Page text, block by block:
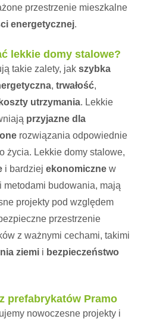
przestrzenie mieszkalne
energetycznej.
lekkie domy stalowe?
takie zalety, jak szybka
, trwałość,
utrzymania. Lekkie
przyjazne dla
rozwiązania odpowiednie
życia. Lekkie domy stalowe,
i bardziej ekonomiczne w
budowania, mają
projekty pod względem
przestrzenie
z ważnymi cechami, takimi
ziemi i bezpieczeństwo
prefabrykatów Pramo
nowoczesne projekty i